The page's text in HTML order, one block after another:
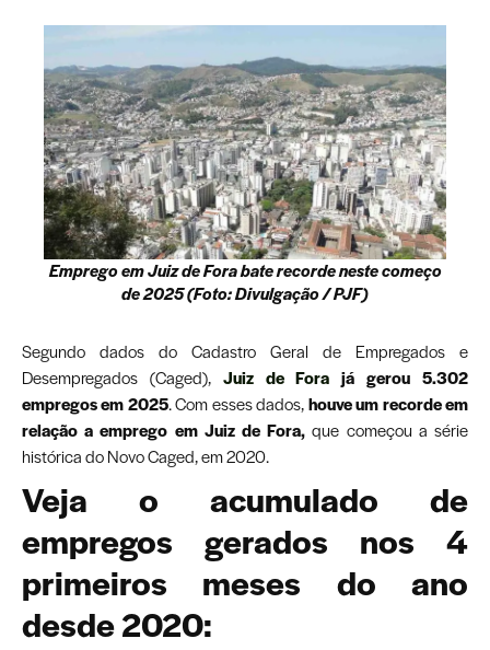
Emprego em Juiz de Fora bate recorde neste começo
de 2025 (Foto: Divulgação / PJF)
Segundo dados do Cadastro Geral de Empregados e
Desempregados (Caged), Juiz de Forajá gerou 5.302
empregos em 2025. Com esses dados,houve um recorde em
relação a emprego em Juiz de Fora, que começou a série
histórica do Novo Caged, em 2020.
Veja o acumulado de
empregos gerados nos 4
primeiros meses do ano
desde 2020: